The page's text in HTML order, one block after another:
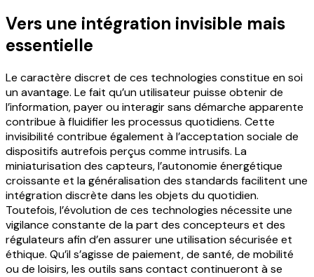
Vers une intégration invisible mais
essentielle
Le caractère discret de ces technologies constitue en soi
un avantage. Le fait qu’un utilisateur puisse obtenir de
l’information, payer ou interagir sans démarche apparente
contribue à fluidifier les processus quotidiens. Cette
invisibilité contribue également à l’acceptation sociale de
dispositifs autrefois perçus comme intrusifs. La
miniaturisation des capteurs, l’autonomie énergétique
croissante et la généralisation des standards facilitent une
intégration discrète dans les objets du quotidien.
Toutefois, l’évolution de ces technologies nécessite une
vigilance constante de la part des concepteurs et des
régulateurs afin d’en assurer une utilisation sécurisée et
éthique. Qu’il s’agisse de paiement, de santé, de mobilité
ou de loisirs, les outils sans contact continueront à se